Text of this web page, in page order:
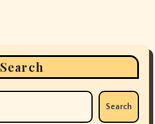
Search
Search